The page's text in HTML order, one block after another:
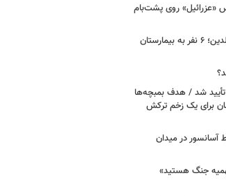
با لباس «عزرائیل» روی پشت‌بام
حادثه هولناک در پاساژ علاءالدین؛ ۶ نفر به بیمارستان
تأیید شد / هدف بمبچه‌ها
بودند / ۴ ماه زمان برای یک زخم ترکش
آسانسور در میدان
جنگ هستید»